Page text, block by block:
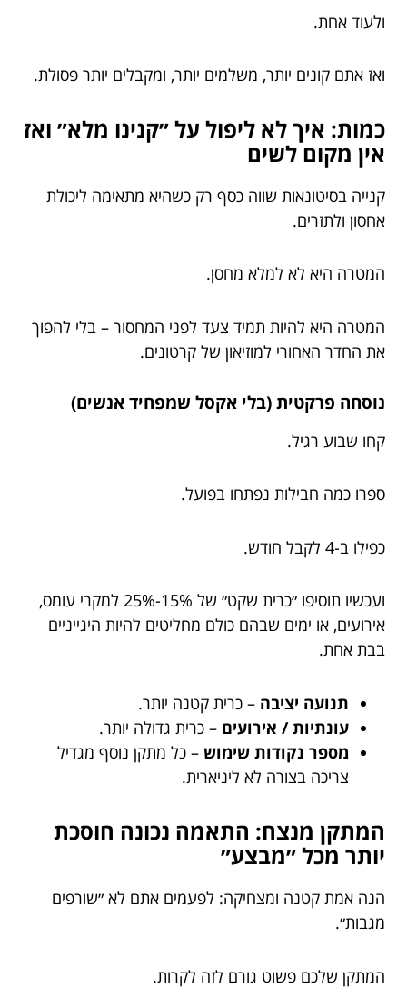
ולעוד אחת.
ואז אתם קונים יותר, משלמים יותר, ומקבלים יותר פסולת.
כמות: איך לא ליפול על ״קנינו מלא״ ואז
אין מקום לשים
קנייה בסיטונאות שווה כסף רק כשהיא מתאימה ליכולת
אחסון ולתזרים.
המטרה היא לא למלא מחסן.
המטרה היא להיות תמיד צעד לפני המחסור – בלי להפוך
את החדר האחורי למוזיאון של קרטונים.
נוסחה פרקטית (בלי אקסל שמפחיד אנשים)
קחו שבוע רגיל.
ספרו כמה חבילות נפתחו בפועל.
כפילו ב-4 לקבל חודש.
ועכשיו תוסיפו ״כרית שקט״ של 15%-25% למקרי עומס,
אירועים, או ימים שבהם כולם מחליטים להיות היגייניים
בבת אחת.
תנועה יציבה – כרית קטנה יותר.
עונתיות / אירועים – כרית גדולה יותר.
מספר נקודות שימוש – כל מתקן נוסף מגדיל
צריכה בצורה לא ליניארית.
המתקן מנצח: התאמה נכונה חוסכת
יותר מכל ״מבצע״
הנה אמת קטנה ומצחיקה: לפעמים אתם לא ״שורפים
מגבות״.
המתקן שלכם פשוט גורם לזה לקרות.